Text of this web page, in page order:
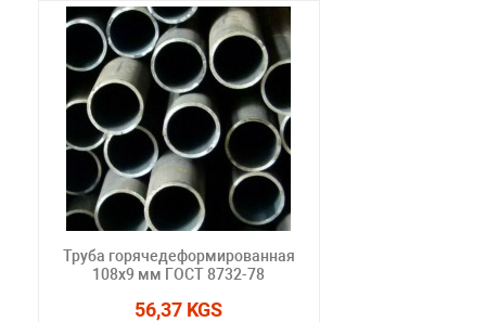
Труба горячедеформированная
108х9 мм ГОСТ 8732-78
56,37 KGS